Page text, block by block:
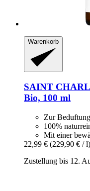
Warenkorb
SAINT
Bio, 100 ml
Zur
100%
Mit einer
22,99 € (229,90 € / l)
Zustellung bis 12.